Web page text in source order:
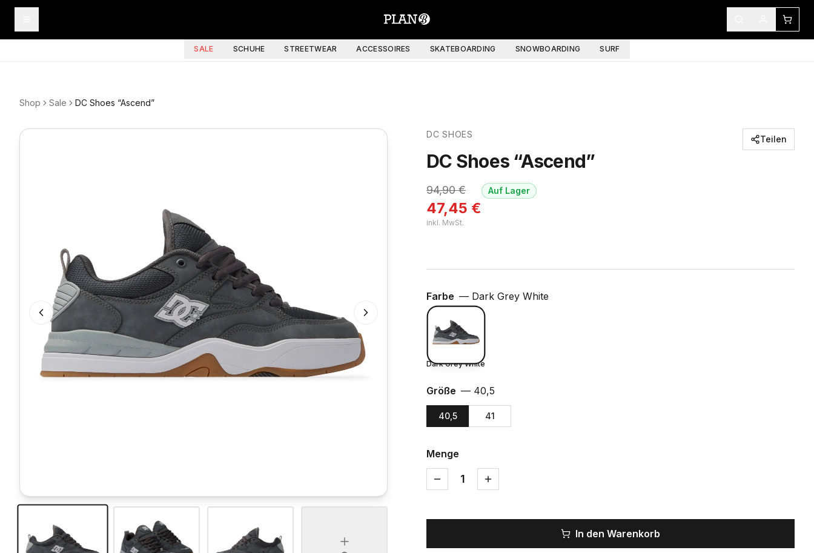
SALE SCHUHE STREETWEAR ACCESSOIRES SKATEBOARDING SNOWBOARDING SURF
Shop Sale DC Shoes “Ascend”
DC SHOES
DC Shoes “Ascend”
94,90€
47,45 €
inkl. MwSt.
Auf Lager
Teilen
Farbe — Dark Grey White
Dark Grey White
Größe — 40,5
40,5 41
Menge
1
In den Warenkorb